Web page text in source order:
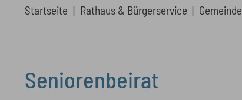
Startseite Rathaus & Bürgerservice
Seniorenbeirat